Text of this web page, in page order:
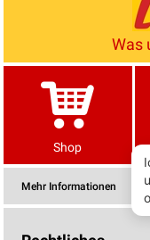
Was
Shop
Mehr Informationen